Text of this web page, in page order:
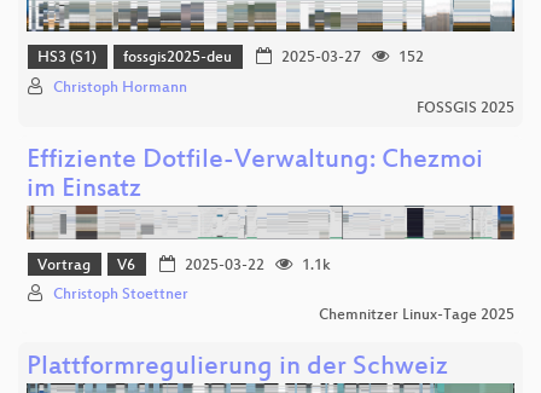
HS3 (S1) fossgis2025-deu 2025-03-27
152
Christoph Hormann
FOSSGIS 2025
Effiziente Dotfile-Verwaltung: Chezmoi
im Einsatz
Vortrag V6 2025-03-22
1.1k
Christoph Stoettner
Chemnitzer Linux-Tage 2025
Plattformregulierung in der Schweiz